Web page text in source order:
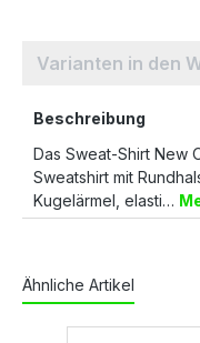
Varianten in den
Beschreibung
Das Sweat-Shirt New
Sweatshirt mit
Kugelärmel, elasti…
Ähnliche Artikel